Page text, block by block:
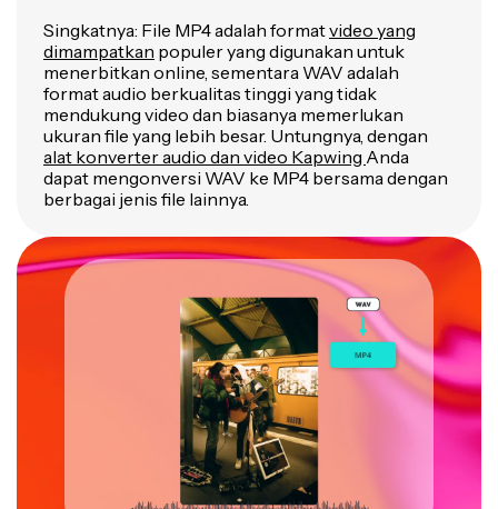
Singkatnya: File MP4 adalah formatvideo yang
dimampatkan populer yang digunakan untuk
menerbitkan online, sementara WAV adalah
format audio berkualitas tinggi yang tidak
mendukung video dan biasanya memerlukan
ukuran file yang lebih besar. Untungnya, dengan
alat konverter audio dan video Kapwing Anda
dapat mengonversi WAV ke MP4 bersama dengan
berbagai jenis file lainnya.